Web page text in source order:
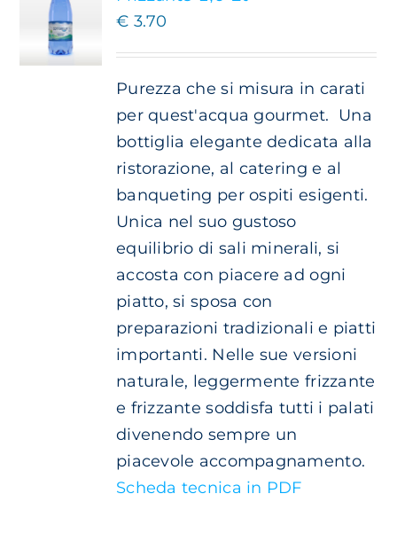
OPZIONI
POSSONO
ESSERE
PRODOTTO
€ 3.70
Purezza che si misura in carati
per quest'acqua gourmet.
Una
bottiglia elegante dedicata alla
ristorazione, al catering e al
banqueting per ospiti esigenti.
Unica nel suo gustoso
equilibrio di sali minerali, si
accosta con piacere ad ogni
piatto, si sposa con
preparazioni tradizionali e piatti
importanti. Nelle sue versioni
naturale, leggermente frizzante
e frizzante soddisfa tutti i palati
divenendo sempre un
piacevole accompagnamento.
Scheda tecnica in PDF